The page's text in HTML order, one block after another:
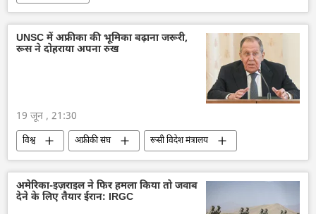
UNSC में अफ्रीका की भूमिका बढ़ाना जरूरी,
रूस ने दोहराया अपना रुख
19 जून , 21:30
विश्व अफ्रीकी संघ
रूसी विदेश मंत्रालय
रूस
संयुक्त राष्ट्र
अमेरिका-इज़राइल ने फिर हमला किया तो जवाब
देने के लिए तैयार ईरान: IRGC